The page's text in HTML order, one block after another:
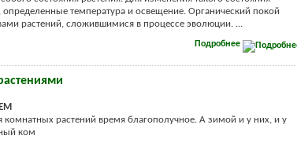
температура и освещение. Органический покой
растений, сложившимися в процессе эволюции. ...
Подробнее
комнатных растений время благополучное. А зимой и у них, и у
ком